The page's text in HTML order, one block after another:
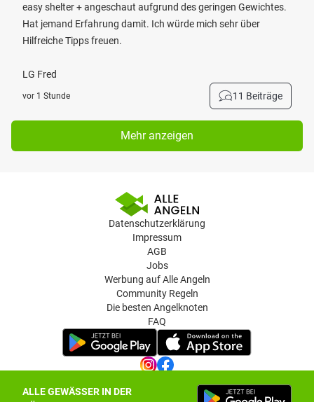
ALLE GEWÄSSER IN DER
easy shelter + angeschaut aufgrund des geringen Gewichtes.
Hat jemand Erfahrung damit. Ich würde mich sehr über
Hilfreiche Tipps freuen.
LG Fred
vor 1 Stunde 11 Beiträge
Mehr anzeigen
Datenschutzerklärung
Impressum
AGB
Jobs
Werbung auf Alle Angeln
Community Regeln
Die besten Angelknoten
FAQ
Datenschutz-Einstellungen